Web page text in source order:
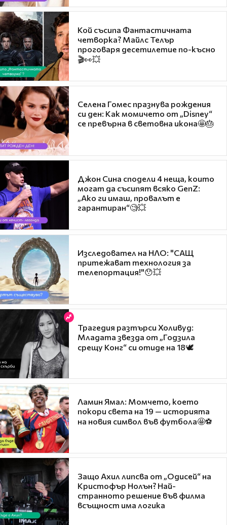
Кой съсипа Фантастичната
четворка? Майлс Телър
проговаря десетилетие по-късно
🎬👀💥
Селена Гомес празнува рождения
си ден: Как момичето от „Disney“
се превърна в световна икона🤩🎂
Джон Сина сподели 4 неща, които
могат да съсипят всяко GenZ:
„Ако ги имаш, провалът е
гарантиран“🧐💥
Изследовател на НЛО: "САЩ
притежават технология за
телепортация!"😯💥
Трагедия разтърси Холивуд:
Младата звезда от „Годзила
срещу Конг“ си отиде на 18🕊️
Ламин Ямал: Момчето, което
покори света на 19 — историята
на новия символ във футбола🤩⚽
Защо Ахил липсва от „Одисей“ на
Кристофър Нолън? Най-
странното решение във филма
всъщност има логика